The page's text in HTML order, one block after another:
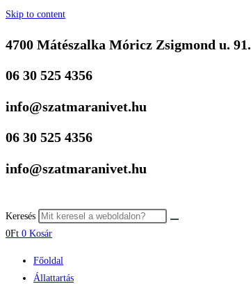
Skip to content
4700 Mátészalka Móricz Zsigmond u. 91.
06 30 525 4356
info@szatmaranivet.hu
06 30 525 4356
info@szatmaranivet.hu
Keresés
0Ft 0 Kosár
Főoldal
Állattartás